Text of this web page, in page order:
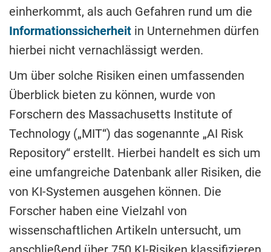
einherkommt, als auch Gefahren rund um die
Informationssicherheit in Unternehmen dürfen
hierbei nicht vernachlässigt werden.
Um über solche Risiken einen umfassenden
Überblick bieten zu können, wurde von
Forschern des Massachusetts Institute of
Technology („MIT“) das sogenannte „AI Risk
Repository“ erstellt. Hierbei handelt es sich um
eine umfangreiche Datenbank aller Risiken, die
von KI-Systemen ausgehen können. Die
Forscher haben eine Vielzahl von
wissenschaftlichen Artikeln untersucht, um